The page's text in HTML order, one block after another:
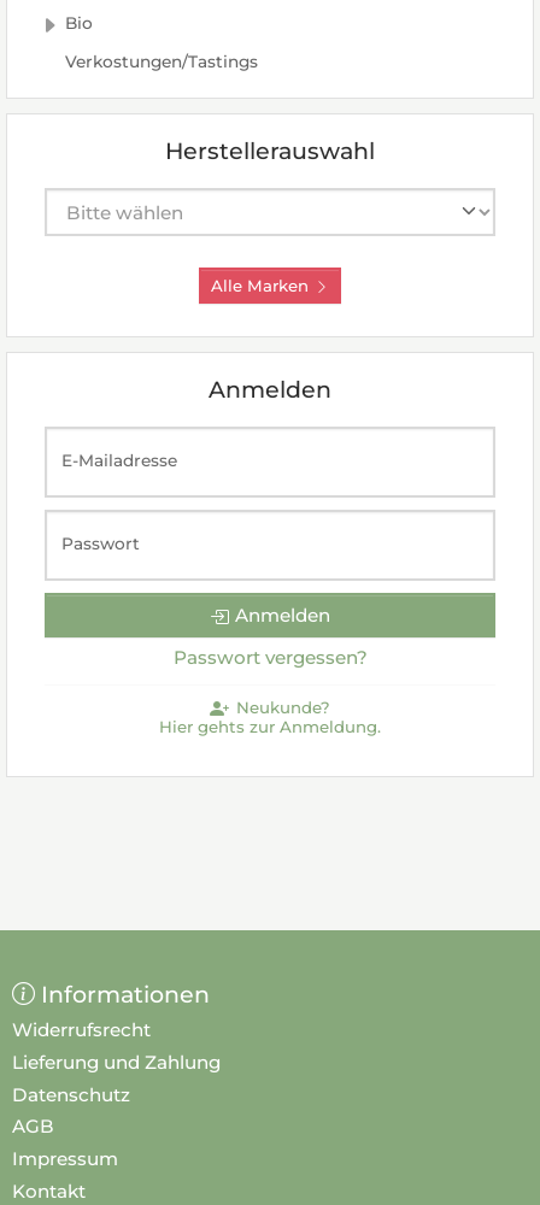
Bio
Verkostungen/Tastings
Herstellerauswahl
Alle Marken
Anmelden
E-Mailadresse
Passwort
Anmelden
Passwort vergessen?
Neukunde?
Hier gehts zur Anmeldung.
Informationen
Widerrufsrecht
Lieferung und Zahlung
Datenschutz
AGB
Impressum
Kontakt